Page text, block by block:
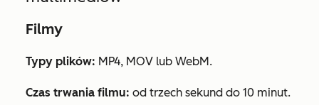
Filmy
Typy plików: MP4, MOV lub WebM.
Czas trwania filmu: od trzech sekund do 10 minut.